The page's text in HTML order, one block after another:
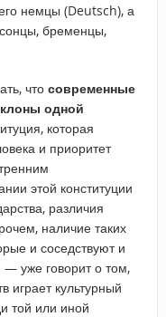
немцы (Deutsch), а
бременцы,
что современные
одной
которая
и приоритет
этой конституции
различия
наличие таких
и соседствуют и
уже говорит о том,
играет культурный
той или иной